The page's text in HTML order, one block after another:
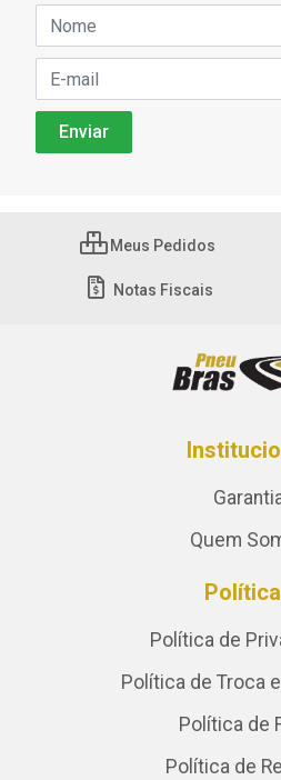
Meus Pedidos
Notas Fiscais
Quem
Política de
Política de Troca
Política de
Política de